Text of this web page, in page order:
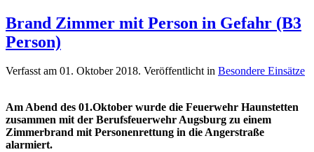
Brand Zimmer mit Person in Gefahr (B3
Person)
Verfasst am 01. Oktober 2018. Veröffentlicht in Besondere Einsätze
Am Abend des 01.Oktober wurde die Feuerwehr Haunstetten
zusammen mit der Berufsfeuerwehr Augsburg zu einem
Zimmerbrand mit Personenrettung in die Angerstraße
alarmiert.